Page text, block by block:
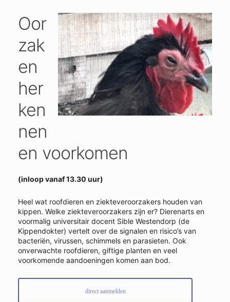
Oor
zak
en
her
ken
nen
en voorkomen
(inloop vanaf 13.30 uur)
Heel wat roofdieren en ziekteveroorzakers houden van
kippen. Welke ziekteveroorzakers zijn er? Dierenarts en
voormalig universitair docent Sible Westendorp (de
Kippendokter) vertelt over de signalen en risico’s van
bacteriën, virussen, schimmels en parasieten. Ook
onverwachte roofdieren, giftige planten en veel
voorkomende aandoeningen komen aan bod.
direct aanmelden